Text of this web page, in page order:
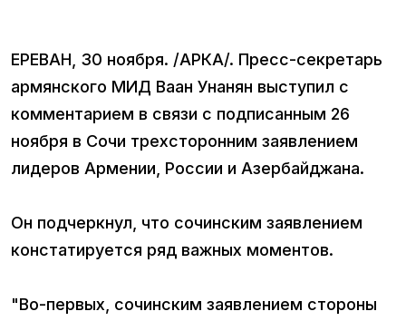
ЕРЕВАН, 30 ноября. /АРКА/. Пресс-секретарь
армянского МИД Ваан Унанян выступил с
комментарием в связи с подписанным 26
ноября в Сочи трехсторонним заявлением
лидеров Армении, России и Азербайджана.
Он подчеркнул, что сочинским заявлением
констатируется ряд важных моментов.
"Во-первых, сочинским заявлением стороны